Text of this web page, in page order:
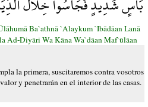
Ba`athnā `Alaykum `Ibādāan Lanā
Ad-Diyāri Wa Kāna Wa`dāan Maf`ūlāan
la primera, suscitaremos contra vosotros
y penetrarán en el interior de las casas.